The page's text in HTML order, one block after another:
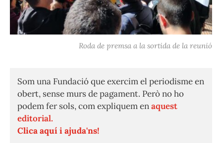
Roda de premsa a la sortida de la reunió
Som una Fundació que exercim el periodisme en
obert, sense murs de pagament. Però no ho
podem fer sols, com expliquem enaquest
editorial.
Clica aquí i ajuda'ns!